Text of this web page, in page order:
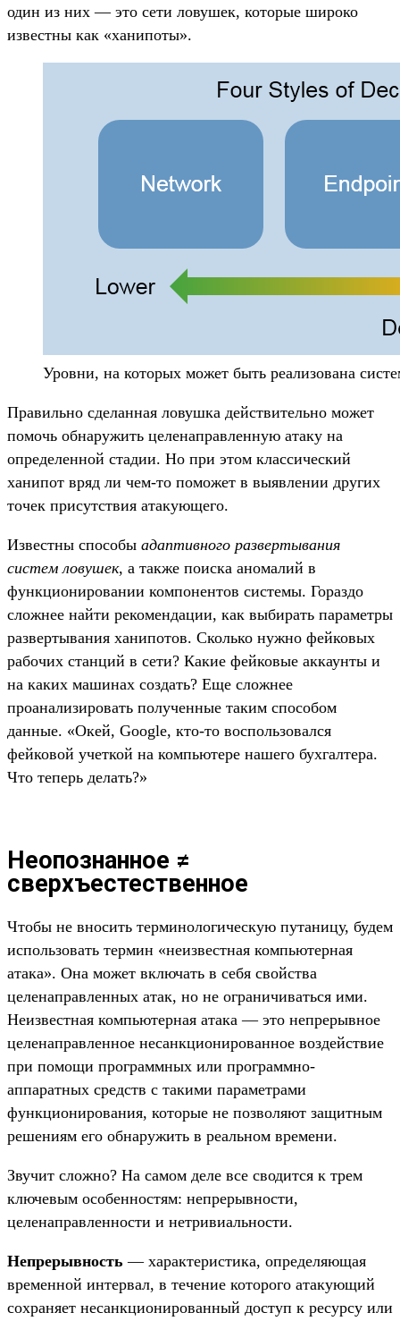
один из них — это сети ловушек, которые широко
известны как «ханипоты».
Уровни, на которых может быть реализована
Правильно сделанная ловушка действительно может
помочь обнаружить целенаправленную атаку на
определенной стадии. Но при этом классический
ханипот вряд ли чем-то поможет в выявлении других
точек присутствия атакующего.
Известны способы адаптивного развертывания
систем ловушек, а также поиска аномалий в
функционировании компонентов системы. Гораздо
сложнее найти рекомендации, как выбирать параметры
развертывания ханипотов. Сколько нужно фейковых
рабочих станций в сети? Какие фейковые аккаунты и
на каких машинах создать? Еще сложнее
проанализировать полученные таким способом
данные. «Окей, Google, кто-то воспользовался
фейковой учеткой на компьютере нашего бухгалтера.
Что теперь делать?»
Неопознанное ≠
сверхъестественное
Чтобы не вносить терминологическую путаницу, будем
использовать термин «неизвестная компьютерная
атака». Она может включать в себя свойства
целенаправленных атак, но не ограничиваться ими.
Неизвестная компьютерная атака — это непрерывное
целенаправленное несанкционированное воздействие
при помощи программных или программно-
аппаратных средств с такими параметрами
функционирования, которые не позволяют защитным
решениям его обнаружить в реальном времени.
Звучит сложно? На самом деле все сводится к трем
ключевым особенностям: непрерывности,
целенаправленности и нетривиальности.
Непрерывность — характеристика, определяющая
временной интервал, в течение которого атакующий
сохраняет несанкционированный доступ к ресурсу или